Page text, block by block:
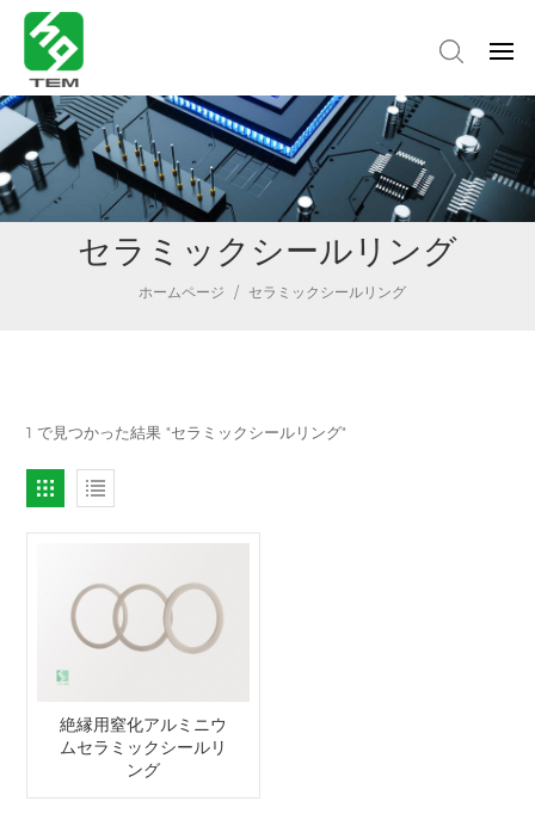
セラミックシールリング
ホームページ / セラミックシールリング
1 で見つかった結果 "セラミックシールリング"
絶縁用窒化アルミニウ
ムセラミックシールリ
ング